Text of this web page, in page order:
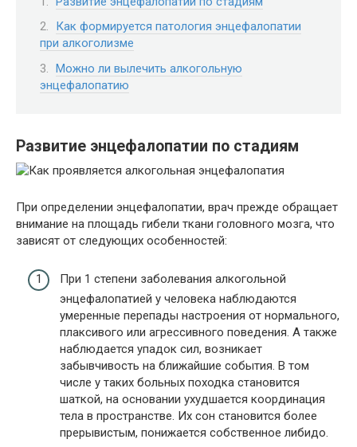
Как формируется патология энцефалопатии
при алкоголизме
Можно ли вылечить алкогольную
энцефалопатию
Развитие энцефалопатии по стадиям
При определении энцефалопатии, врач прежде обращает
внимание на площадь гибели ткани головного мозга, что
зависят от следующих особенностей:
При 1 степени заболевания алкогольной
энцефалопатией у человека наблюдаются
умеренные перепады настроения от нормального,
плаксивого или агрессивного поведения. А также
наблюдается упадок сил, возникает
забывчивость на ближайшие события. В том
числе у таких больных походка становится
шаткой, на основании ухудшается координация
тела в пространстве. Их сон становится более
прерывистым, понижается собственное либидо.